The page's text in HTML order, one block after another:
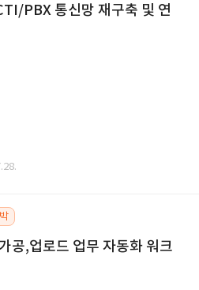
PBX 통신망 재구축 및 연
공,업로드 업무 자동화 워크